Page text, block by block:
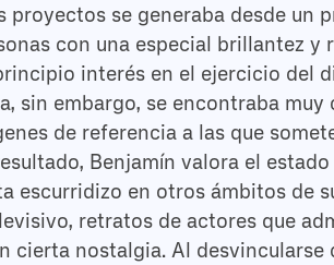
se generaba desde un
con una especial brillantez y
interés en el ejercicio del
sin embargo, se encontraba muy
de referencia a las que
Benjamín valora el
escurridizo en otros ámbitos de
retratos de actores que
cierta nostalgia. Al desvincularse